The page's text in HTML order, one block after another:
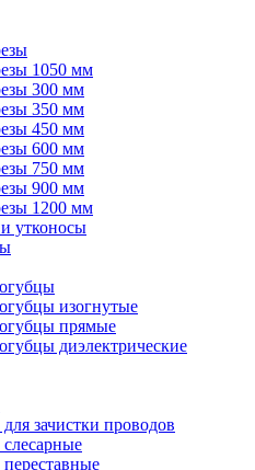
1050 мм
300 мм
350 мм
450 мм
600 мм
750 мм
900 мм
1200 мм
утконосы
изогнутые
прямые
диэлектрические
зачистки проводов